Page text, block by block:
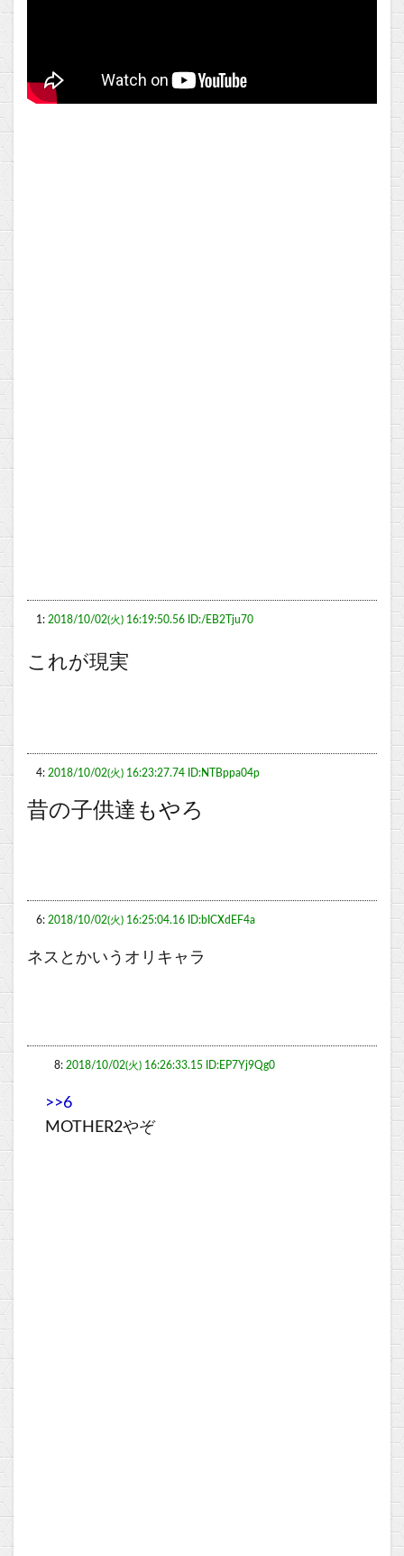
1: 2018/10/02(火) 16:19:50.56 ID:/EB2Tju70
これが現実
4: 2018/10/02(火) 16:23:27.74 ID:NTBppa04p
昔の子供達もやろ
6: 2018/10/02(火) 16:25:04.16 ID:bICXdEF4a
ネスとかいうオリキャラ
8: 2018/10/02(火) 16:26:33.15 ID:EP7Yj9Qg0
>>6
MOTHER2やぞ